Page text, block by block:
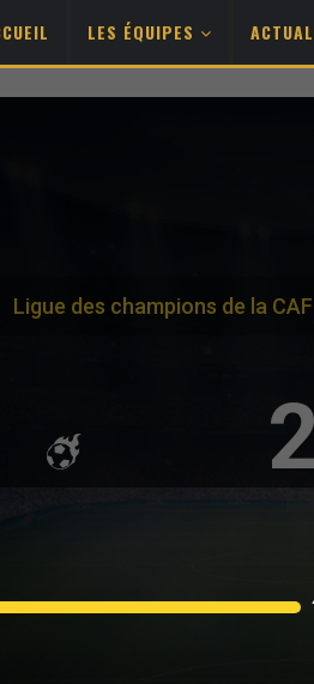
LES ÉQUIPES
Ligue des champions de la